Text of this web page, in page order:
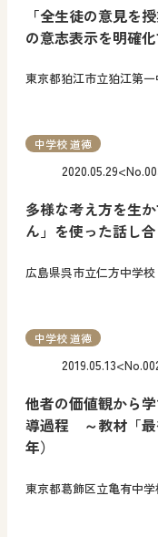
「全生徒の意見を
の意志表示を明確
東京都狛江市立狛江第
多様な考え方を生
ん」を使った話し
広島県呉市立仁方中学
2020.05.29
中学校 道徳
他者の価値観から
導過程 ～教材「最
年）
東京都葛飾区立亀有中
2019.05.13
中学校 道徳